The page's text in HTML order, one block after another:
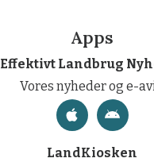
Apps
Effektivt Landbrug
Vores nyheder og e-
LandKiosken